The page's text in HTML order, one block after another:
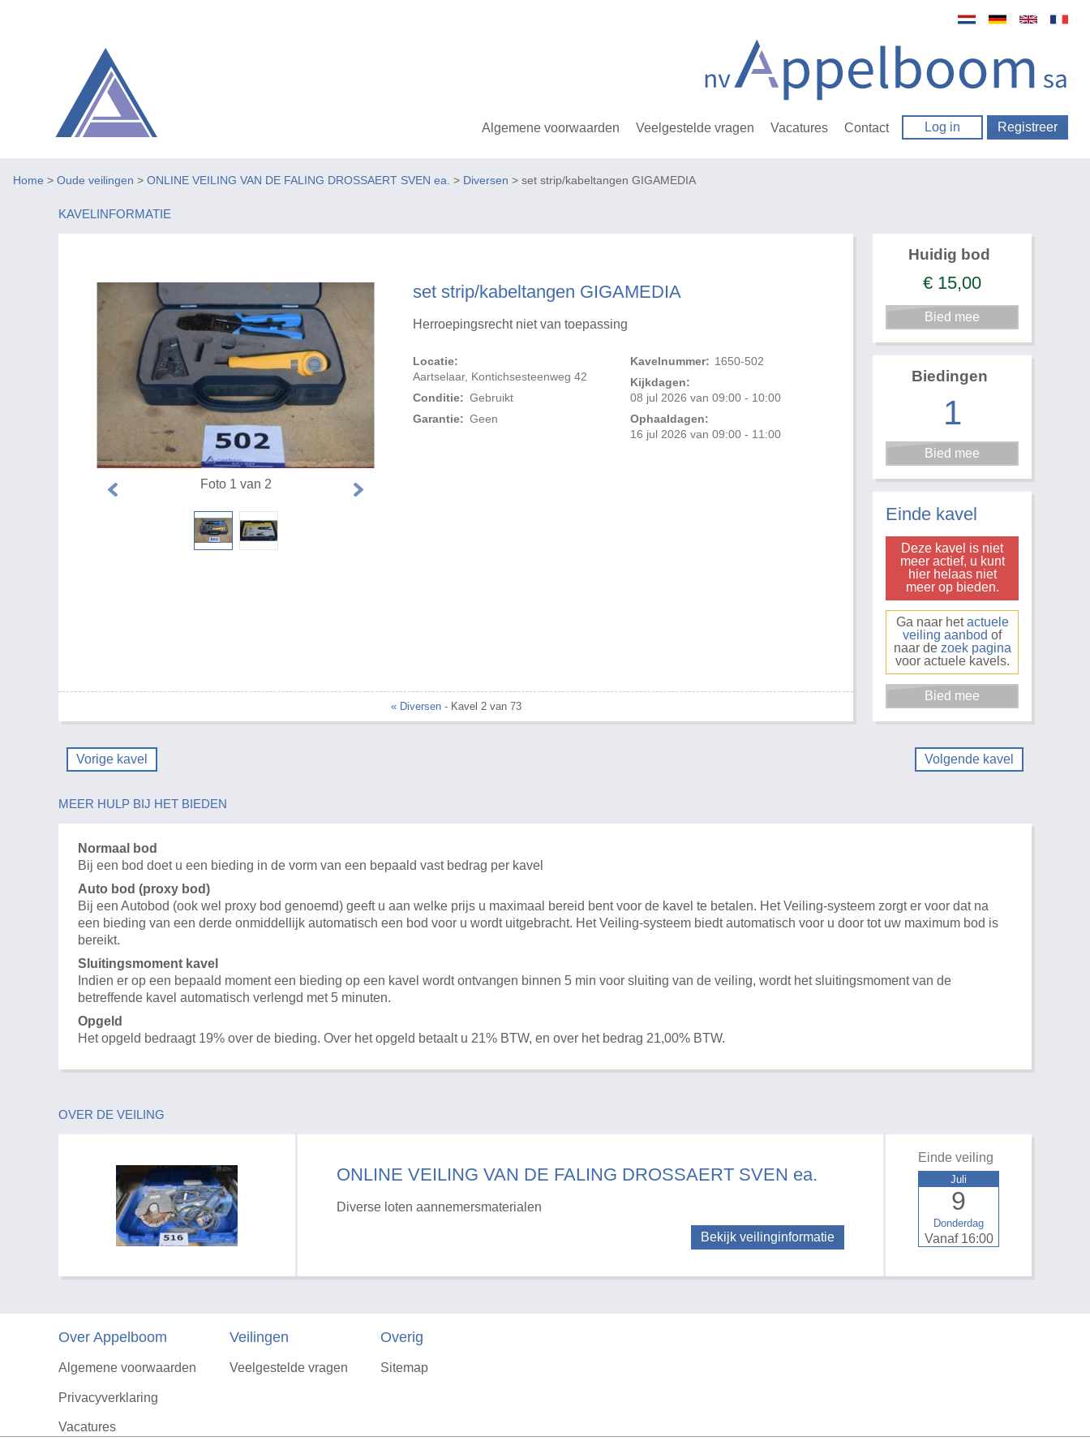
Algemene voorwaarden Veelgestelde vragen Vacatures Contact Log in Registreer
Home > Oude veilingen > ONLINE VEILING VAN DE FALING DROSSAERT SVEN ea. > Diversen > set strip/kabeltangen GIGAMEDIA
KAVELINFORMATIE
set strip/kabeltangen GIGAMEDIA
Herroepingsrecht niet van toepassing
Locatie:
Aartselaar, Kontichsesteenweg 42
Conditie: Gebruikt
Garantie: Geen
Kavelnummer: 1650-502
Kijkdagen:
08 jul 2026 van 09:00 - 10:00
Ophaaldagen:
16 jul 2026 van 09:00 - 11:00
Foto 1 van 2
« Diversen- Kavel 2 van 73
Huidig bod
€ 15,00
Biedingen
1
Einde kavel
Deze kavel is niet
meer actief, u kunt
hier helaas niet
meer op bieden.
Ga naar hetactuele
veiling aanbod of
naar de zoek pagina
voor actuele kavels.
Vorige kavel Volgende kavel
MEER HULP BIJ HET BIEDEN
Normaal bod
Bij een bod doet u een bieding in de vorm van een bepaald vast bedrag per kavel
Auto bod (proxy bod)
Bij een Autobod (ook wel proxy bod genoemd) geeft u aan welke prijs u maximaal bereid bent voor de kavel te betalen. Het Veiling-systeem zorgt er voor dat na
een bieding van een derde onmiddellijk automatisch een bod voor u wordt uitgebracht. Het Veiling-systeem biedt automatisch voor u door tot uw maximum bod is
bereikt.
Sluitingsmoment kavel
Indien er op een bepaald moment een bieding op een kavel wordt ontvangen binnen 5 min voor sluiting van de veiling, wordt het sluitingsmoment van de
betreffende kavel automatisch verlengd met 5 minuten.
Opgeld
Het opgeld bedraagt 19% over de bieding. Over het opgeld betaalt u 21% BTW, en over het bedrag 21,00% BTW.
OVER DE VEILING
ONLINE VEILING VAN DE FALING DROSSAERT SVEN ea.
Diverse loten aannemersmaterialen
Bekijk veilinginformatie
Einde veiling
Donderdag
9
Juli
Vanaf 16:00
Over Appelboom
Algemene voorwaarden
Privacyverklaring
Vacatures
Veilingen
Veelgestelde vragen
Overig
Sitemap